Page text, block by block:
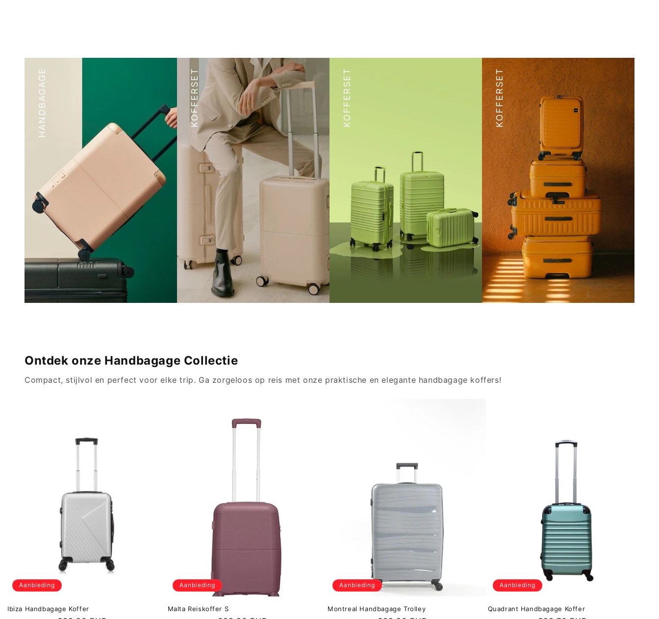
HANDBAGAGE
Reis licht en stijlvol met
onze koffer set
korte uitstapjes of dagelijkse
BEKIJK!
KOFFERSET
Reis in stijl met onze koffer set
van 2, perfect voor zowel korte
trips als langere vakanties, met
een handbagage en een ruime
koffer!
BEKIJK!
KOFFERSET
Completeer uw reisuitrusting
met onze koffer set van 3,
bestaande uit een handbagage,
een middelgrote en een grote
koffer - ideaal voor elke reis!
BEKIJK!
KOFFERSET
Maak elke reis comfortabel met
onze koffer set van 4, inclusief
koffers in verschillende maten
voor al uw reisbehoeften!
BEKIJK!
Ontdek onze Handbagage Collectie
Compact, stijlvol en perfect voor elke trip. Ga zorgeloos op reis met onze praktische en elegante handbagage koffers!
Aanbieding
Ibiza Handbagage Koffer
Aanbieding
Malta Reiskoffer S
Aanbieding
Montreal Handbagage Trolley
Aanbieding
Quadrant Handbagage Koffer